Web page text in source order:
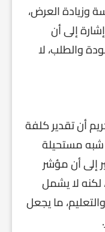
وزيادة العرض،
إلى أن
والطلب، لا
أن تقدير كلفة
مستحيلة
إلى أن مؤشر
لا يشمل
ما يجعل